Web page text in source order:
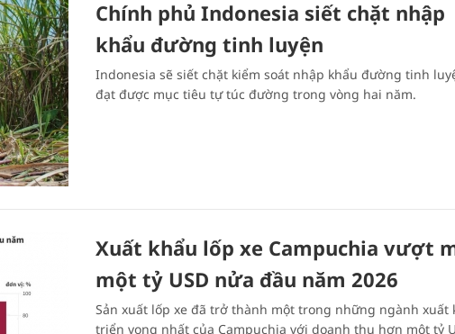
Chính phủ Indonesia siết chặt nhập
khẩu đường tinh luyện
Indonesia sẽ siết chặt kiểm soát nhập khẩu đường tinh
đạt được mục tiêu tự túc đường trong vòng hai năm.
Xuất khẩu lốp xe Campuchia vượt
một tỷ USD nửa đầu năm 2026
Sản xuất lốp xe đã trở thành một trong những ngành xuất
triển vọng nhất của Campuchia với doanh thu hơn một tỷ